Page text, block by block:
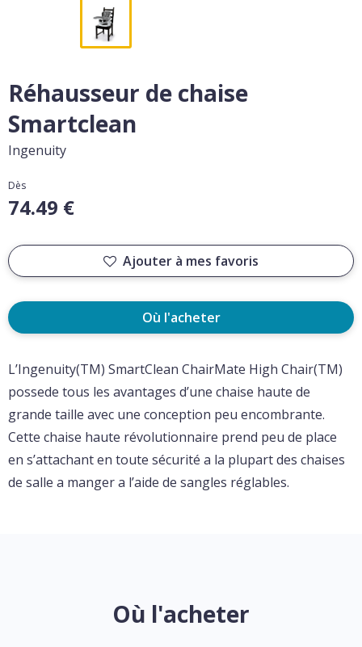
Réhausseur de chaise
Smartclean
Ingenuity
Dès
74.49 €
Ajouter à mes favoris
Où l'acheter
L’Ingenuity(TM) SmartClean ChairMate High Chair(TM)
possede tous les avantages d’une chaise haute de
grande taille avec une conception peu encombrante.
Cette chaise haute révolutionnaire prend peu de place
en s’attachant en toute sécurité a la plupart des chaises
de salle a manger a l’aide de sangles réglables.
Où l'acheter